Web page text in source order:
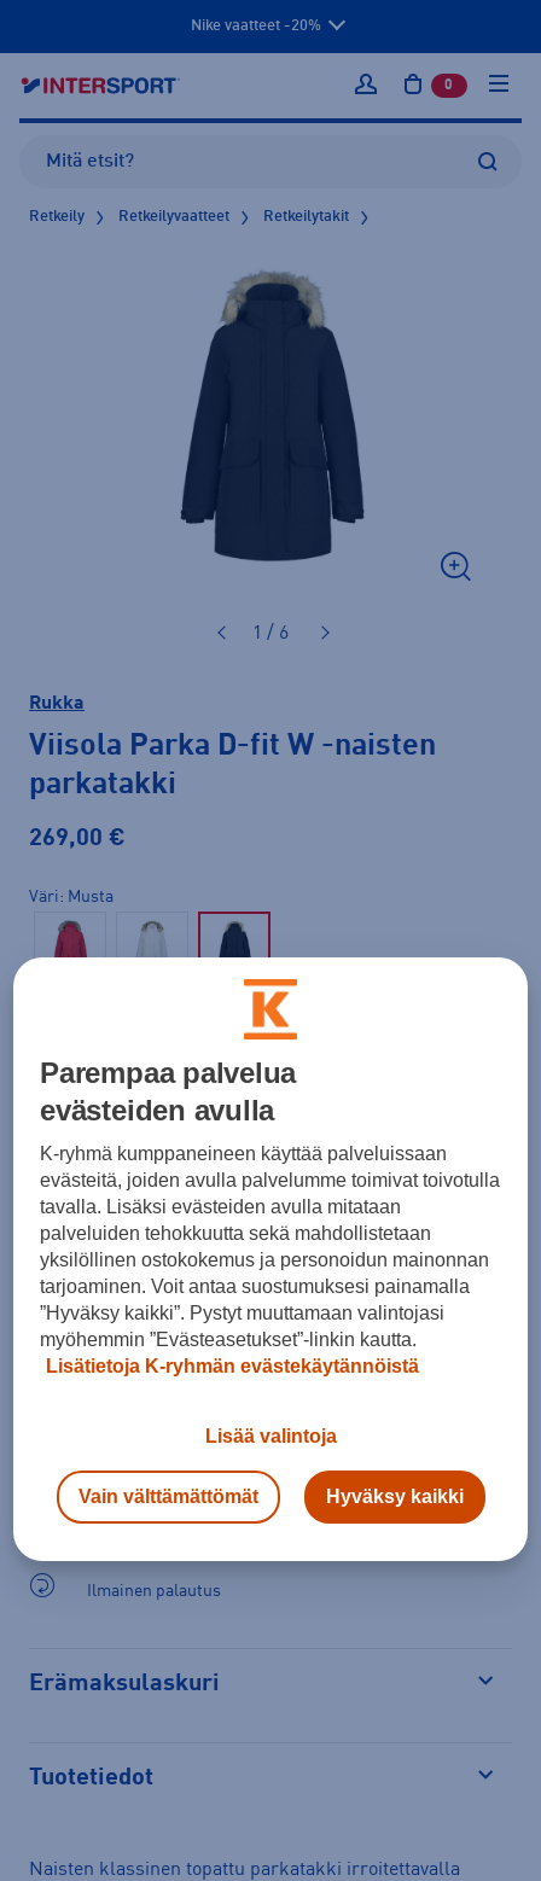
Nike vaatteet -20%
Kirjaudu sisään
0 tuotetta
Retkeily Retkeilyvaatteet Retkeilytakit
1 / 6
Rukka
Viisola Parka D-fit W -naisten
parkatakki
269,00 €
Väri Musta
Kokotaulukko
Lisää ostoskoriin
Tarkista saatavuus ja tilaa myymälästä
Verkkokauppa: SaatavillaMyymälät: Saatavilla
Valitse koko nähdäksesi myymäläsaatavuuden.
Arvioitu toimitusaika 1-3 arkipäivää.
Ilmainen palautus
Erämaksulaskuri
Tuotetiedot
Naisten klassinen topattu parkatakki irroitettavalla
Parempaa palvelua
evästeiden avulla
K-ryhmä kumppaneineen käyttää palveluissaan
evästeitä, joiden avulla palvelumme toimivat toivotulla
tavalla. Lisäksi evästeiden avulla mitataan
palveluiden tehokkuutta sekä mahdollistetaan
yksilöllinen ostokokemus ja personoidun mainonnan
tarjoaminen. Voit antaa suostumuksesi painamalla
”Hyväksy kaikki”. Pystyt muuttamaan valintojasi
myöhemmin ”Evästeasetukset”-linkin kautta.
Lisätietoja K-ryhmän evästekäytännöistä
Lisää valintoja
Vain välttämättömät Hyväksy kaikki